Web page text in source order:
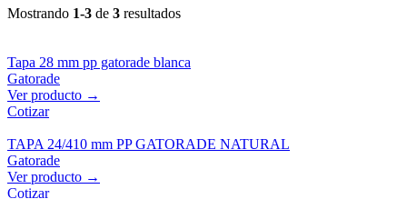
Mostrando 1-3 de 3 resultados
Tapa 28 mm pp gatorade blanca
Gatorade
Ver producto →
Cotizar
TAPA 24/410 mm PP GATORADE NATURAL
Gatorade
Ver producto →
Cotizar